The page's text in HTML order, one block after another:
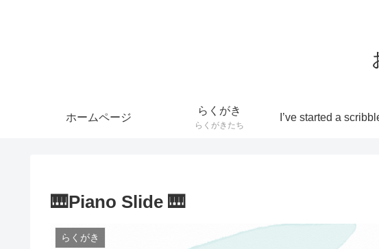
ホームページ
らくがき
らくがきたち
🎹Piano Slide 🎹
らくがき